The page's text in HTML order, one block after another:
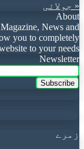
« جولائی
About
News and
you to completely
to your needs.
Newsletter
Enter
your
Email
زمرے